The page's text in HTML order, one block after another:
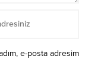
e-posta adresim